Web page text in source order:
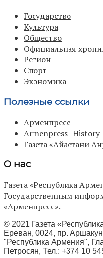
Государство
Культура
Общество
Официальная
Регион
Спорт
Экономика
Полезные ссылки
Арменпресс
Armenpress | History
Газета «Айастани
О нас
Газета «Республика
Государственным
«Арменпресс».
© 2021 Газета
Ереван, 0024, пр.
"Республика Армения",
Петросян, Тел.: +374 10